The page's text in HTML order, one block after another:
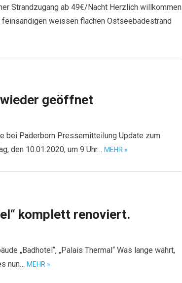
Strandzugang ab 49€/Nacht Herzlich willkommen
weissen flachen Ostseebadestrand
geöffnet
bei Paderborn Pressemitteilung Update zum
den 10.01.2020, um 9 Uhr… MEHR »
komplett renoviert.
„Badhotel“, „Palais Thermal“ Was lange währt,
nun… MEHR »